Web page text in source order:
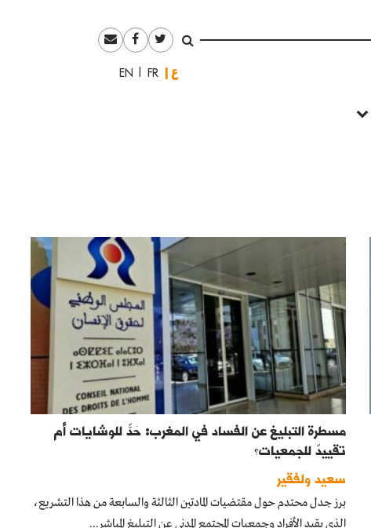
العربيةFrançais
English
مسطرة التبليغ عن الفساد في المغرب: حَدٌّ للوشايات أم
تقييدٌ للجمعيات؟
سعيد ولفقير
برز جدل محتدم حول مقتضيات المادتين الثالثة والسابعة من هذا التشريع،
الذي يقيد الأفراد وجمعيات المجتمع المدني عن التبليغ المباشر...